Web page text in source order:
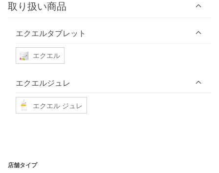
取り扱い商品
エクエルタブレット
エクエル
エクエルジュレ
エクエル ジュレ
店舗タイプ